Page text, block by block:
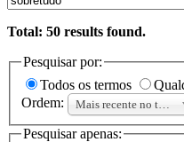
Total: 50 results found.
Pesquisar por:
Todos os termos
Ordem:
Mais recente no topo
Pesquisar apenas: